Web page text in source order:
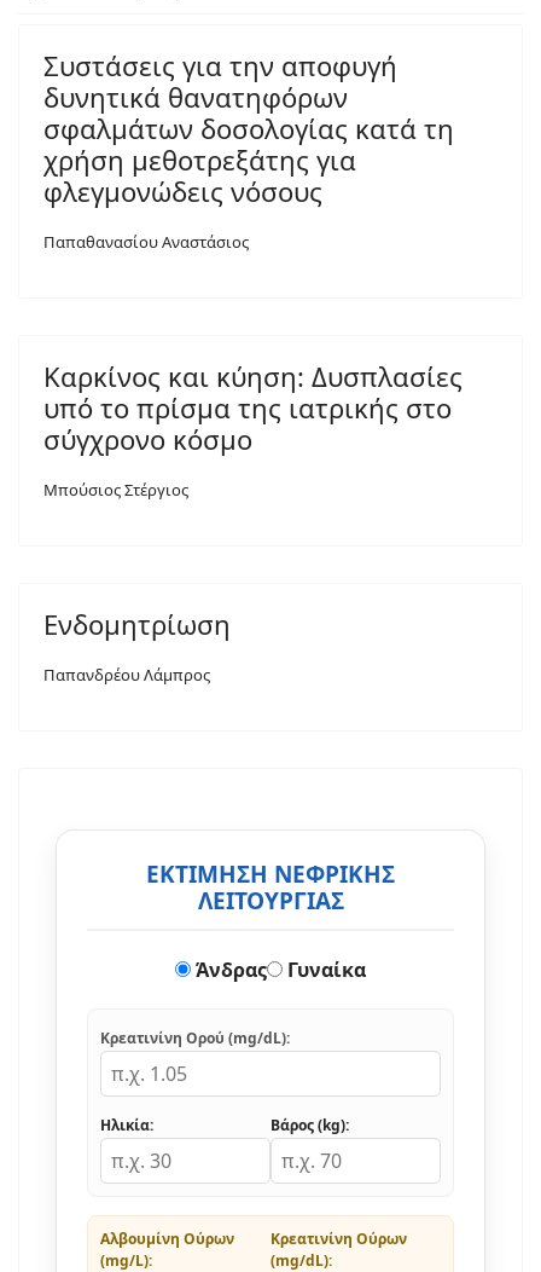
Συστάσεις για την αποφυγή
δυνητικά θανατηφόρων
σφαλμάτων δοσολογίας κατά τη
χρήση μεθοτρεξάτης για
φλεγμονώδεις νόσους
Παπαθανασίου Αναστάσιος
Καρκίνος και κύηση: Δυσπλασίες
υπό το πρίσμα της ιατρικής στο
σύγχρονο κόσμο
Μπούσιος Στέργιος
Ενδομητρίωση
Παπανδρέου Λάμπρος
ΕΚΤΙΜΗΣΗ ΝΕΦΡΙΚΗΣ
ΛΕΙΤΟΥΡΓΙΑΣ
Άνδρας Γυναίκα
Κρεατινίνη Ορού (mg/dL):
Ηλικία: Βάρος (kg):
Αλβουμίνη Ούρων
(mg/L):
Κρεατινίνη Ούρων
(mg/dL):